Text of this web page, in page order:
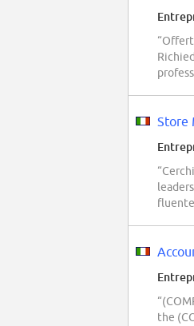
Store
the